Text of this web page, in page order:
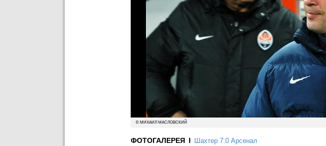
© МИХАИЛ МАСЛОВСКИЙ
ФОТОГАЛЕРЕЯ Шахтер 7:0 Арсенал